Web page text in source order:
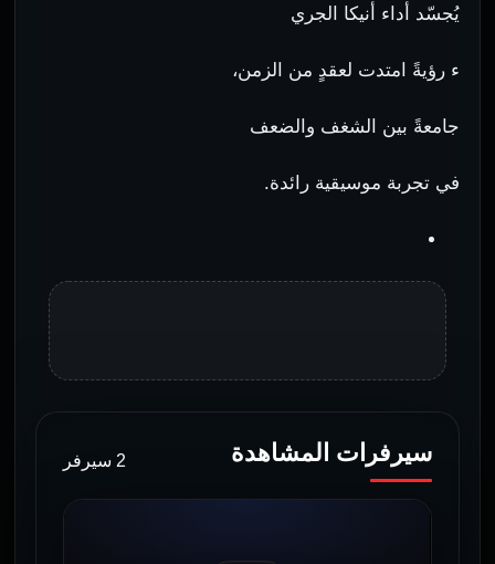
يُجسّد أداء أنيكا الجري
ء رؤيةً امتدت لعقدٍ من الزمن،
جامعةً بين الشغف والضعف
في تجربة موسيقية رائدة.
سيرفرات المشاهدة 2 سيرفر